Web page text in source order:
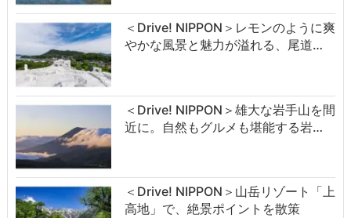
＜Drive! NIPPON＞レモンのように爽
やかな風景と魅力が溢れる、尾道…
＜Drive! NIPPON＞雄大な岩手山を間
近に。自然もグルメも堪能する岩…
＜Drive! NIPPON＞山岳リゾート「上
高地」で、絶景ポイントを散策